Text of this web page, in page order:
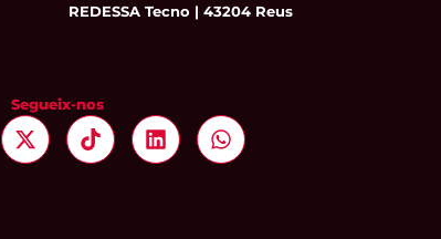
REDESSA Tecno | 43204 Reus
Segueix-nos